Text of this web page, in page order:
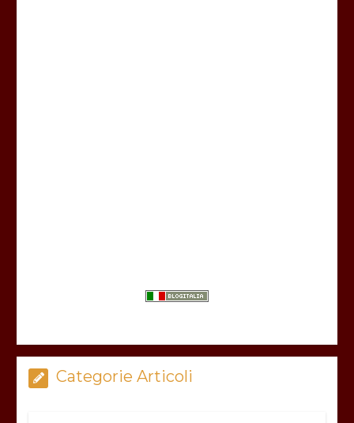
Categorie Articoli